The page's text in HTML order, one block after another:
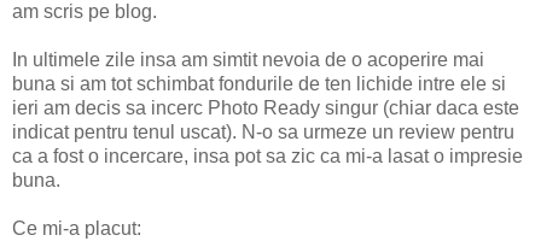
am scris pe blog.
In ultimele zile insa am simtit nevoia de o acoperire mai
buna si am tot schimbat fondurile de ten lichide intre ele si
ieri am decis sa incerc Photo Ready singur (chiar daca este
indicat pentru tenul uscat). N-o sa urmeze un review pentru
ca a fost o incercare, insa pot sa zic ca mi-a lasat o impresie
buna.
Ce mi-a placut: